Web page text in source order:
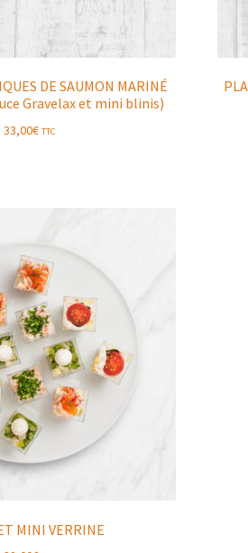
DE SAUMON MARINÉ
Gravelax et mini blinis)
33,00€ TTC
MINI VERRINE